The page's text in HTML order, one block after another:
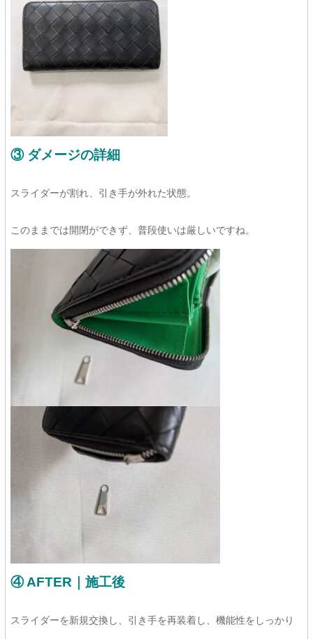
③ ダメージの詳細
スライダーが割れ、引き手が外れた状態。
このままでは開閉ができず、普段使いは厳しいですね。
④ AFTER｜施工後
スライダーを新規交換し、引き手を再装着し、機能性をしっかり